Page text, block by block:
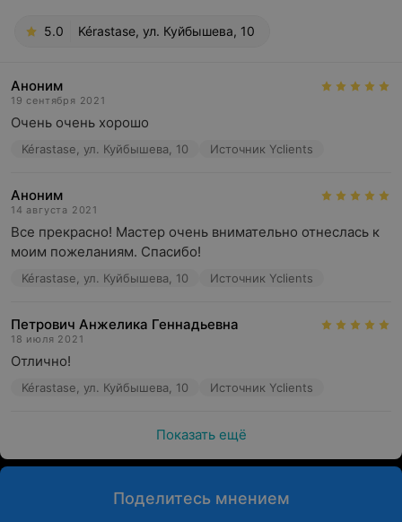
5.0 Kérastase, ул. Куйбышева, 10
Аноним
19 сентября 2021
Очень очень хорошо
Kérastase, ул. Куйбышева, 10 Источник Yclients
Аноним
14 августа 2021
Все прекрасно! Мастер очень внимательно отнеслась к
моим пожеланиям. Спасибо!
Kérastase, ул. Куйбышева, 10 Источник Yclients
Петрович Анжелика Геннадьевна
18 июля 2021
Отлично!
Kérastase, ул. Куйбышева, 10 Источник Yclients
Показать ещё
Поделитесь мнением